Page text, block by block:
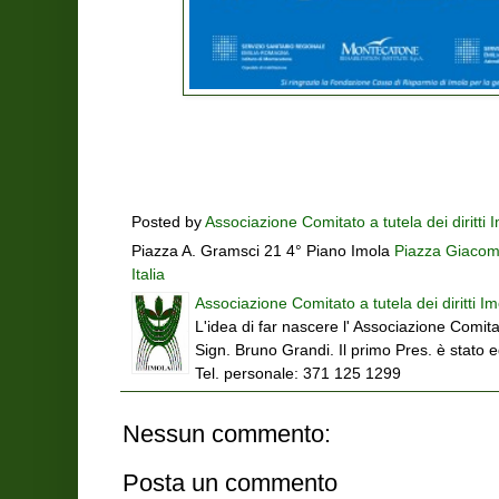
Posted by Associazione Comitato a tutela dei diritti
Piazza A. Gramsci 21 4° Piano Imola Piazza
Italia
Associazione Comitato a tutela dei diritti
L'idea di far nascere l' Associazione
Sign. Bruno Grandi. Il primo Pres. è stato
Tel. personale: 371 125 1299
Nessun commento:
Posta un commento